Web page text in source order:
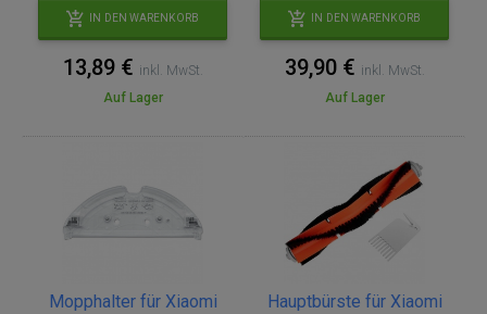
IN DEN WARENKORB
13,89 € inkl. MwSt.
Auf Lager
IN DEN WARENKORB
39,90 € inkl. MwSt.
Auf Lager
Mopphalter für Xiaomi
Hauptbürste für Xiaomi